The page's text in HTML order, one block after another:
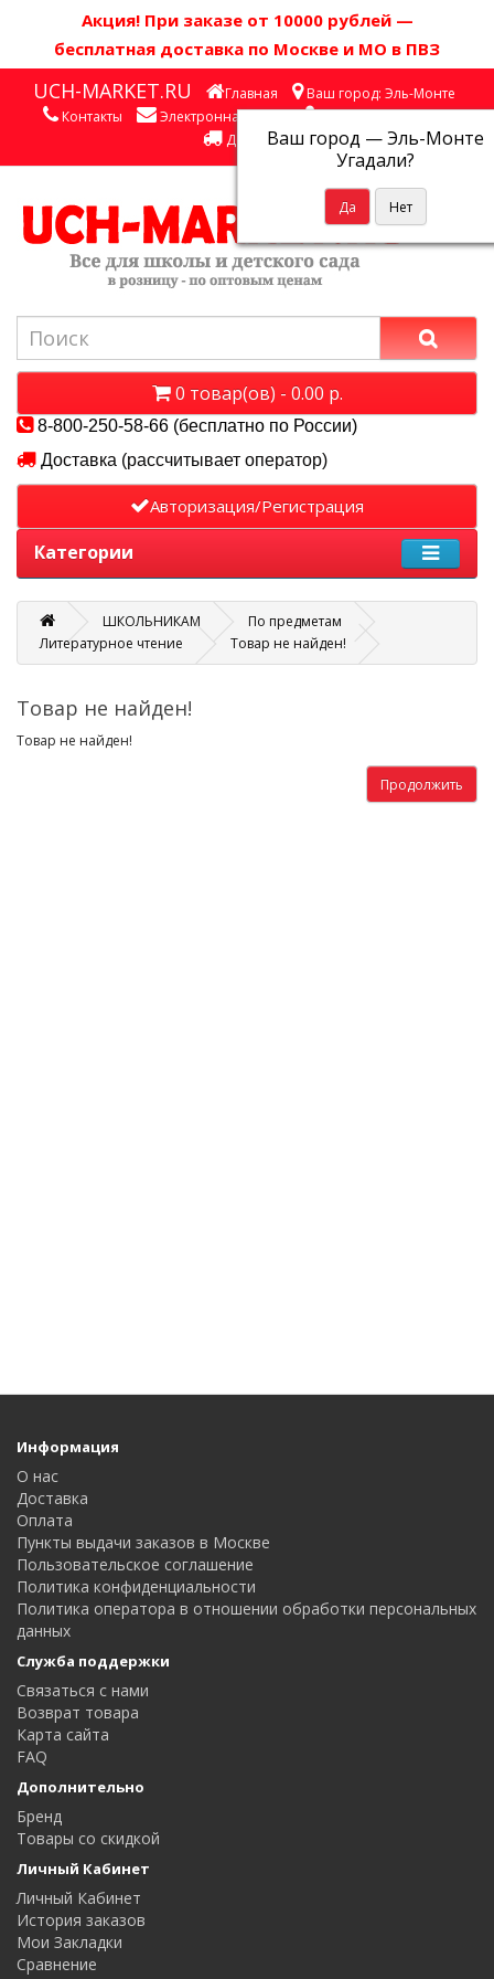
Акция! При заказе от 10000 рублей —
бесплатная доставка по Москве и МО в ПВЗ
UCH-MARKET.RU Главная Ваш город: Эль-Монте
Ваш город —Эль-Монте
Угадали?
Контакты Электронная почта
Личный кабинет
Доставка
0 товар(ов) - 0.00 р.
8-800-250-58-66 (бесплатно по России)
Доставка (рассчитывает оператор)
Авторизация/Регистрация
Категории
ШКОЛЬНИКАМ
По предметам
Литературное чтение
Товар не найден!
Товар не найден!
Товар не найден!
Продолжить
Информация
О нас
Доставка
Оплата
Пункты выдачи заказов в Москве
Пользовательское соглашение
Политика конфиденциальности
Политика оператора в отношении обработки персональных
данных
Служба поддержки
Связаться с нами
Возврат товара
Карта сайта
FAQ
Дополнительно
Бренд
Товары со скидкой
Личный Кабинет
Личный Кабинет
История заказов
Мои Закладки
Сравнение